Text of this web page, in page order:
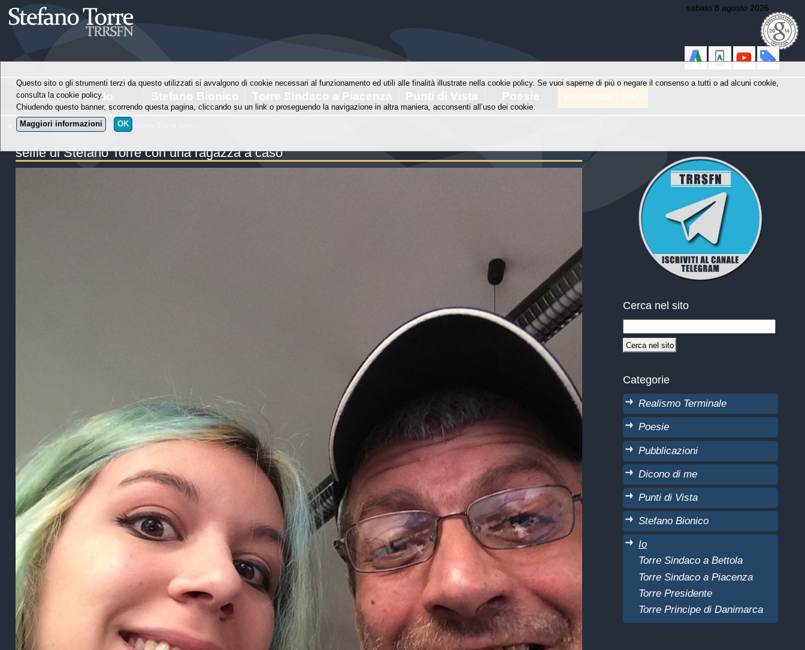
sabato 8 agosto 2026
Home Io Stefano Bionico Torre Sindaco a Piacenza Punti di Vista Poesie Acquista i libri
Chi è Stefano Torre »selfie di Stefano Torre con ...
selfie di Stefano Torre con una ragazza a caso
Cerca nel sito
Categorie
Realismo Terminale
Poesie
Pubblicazioni
Dicono di me
Punti di Vista
Stefano Bionico
Io
Torre Sindaco a Bettola
Torre Sindaco a Piacenza
Torre Presidente
Torre Principe di Danimarca
Questo sito o gli strumenti terzi da questo utilizzati si avvalgono di cookie necessari al funzionamento ed utili alle finalità illustrate nella cookie policy. Se vuoi saperne di più o negare il consenso a tutti o ad alcuni cookie,
consulta la cookie policy.
Chiudendo questo banner, scorrendo questa pagina, cliccando su un link o proseguendo la navigazione in altra maniera, acconsenti all’uso dei cookie.
Maggiori informazioni
OK